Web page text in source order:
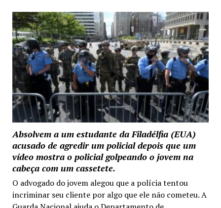
Absolvem a um estudante da Filadélfia (EUA)
acusado de agredir um policial depois que um
vídeo mostra o policial golpeando o jovem na
cabeça com um cassetete.
O advogado do jovem alegou que a polícia tentou
incriminar seu cliente por algo que ele não cometeu. A